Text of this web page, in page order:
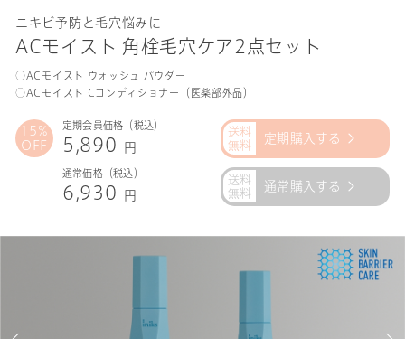
ニキビ予防と毛穴悩みに
ACモイスト 角栓毛穴ケア2点セット
○ACモイスト ウォッシュ パウダー
○ACモイスト Cコンディショナー（医薬部外品）
15%
OFF
定期会員価格（税込）
5,890 円
定期購入する
通常価格（税込）
6,930 円
通常購入する